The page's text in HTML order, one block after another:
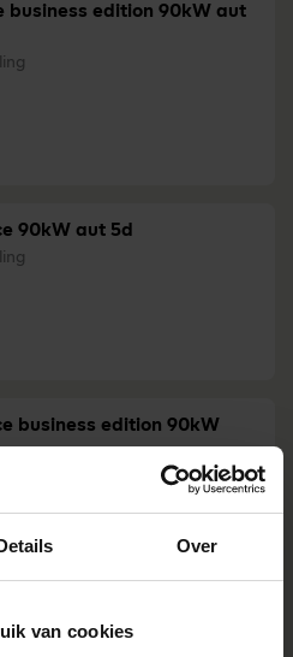
Over
van cookies
business edition 90kW aut
90kW aut 5d
business edition 90kW
110kW aut 5d